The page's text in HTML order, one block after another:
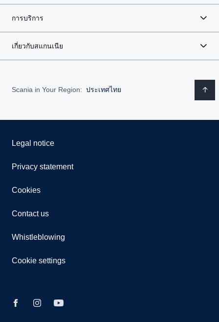
การบริการ
เกี่ยวกับสแกนเนีย
Scania in Your Region: ประเทศไทย
Legal notice
Privacy statement
Cookies
Contact us
Whistleblowing
Cookie settings